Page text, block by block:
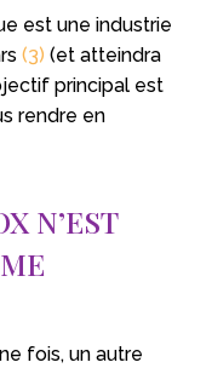
est une industrie
(3) (et atteindra
principal est
rendre en
N’EST
fois, un autre